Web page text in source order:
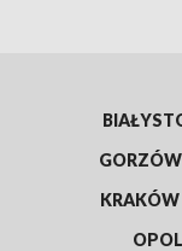
KRAKÓW